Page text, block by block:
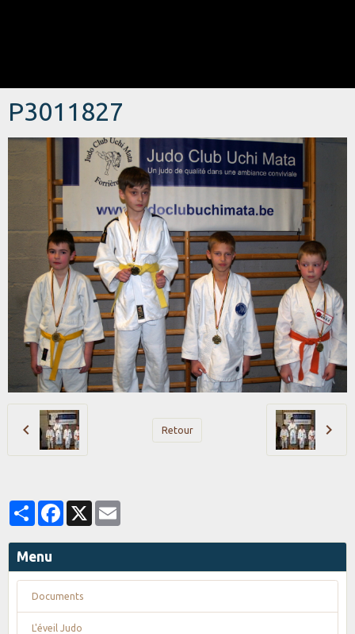
P3011827
Retour
PartagerFacebook
X
Menu
Documents
L'éveil Judo